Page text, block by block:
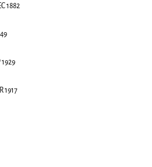
1882
1929
1917